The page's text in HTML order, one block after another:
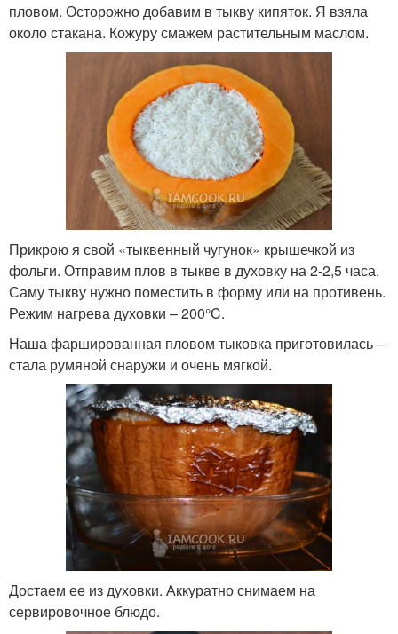
пловом. Осторожно добавим в тыкву кипяток. Я взяла
около стакана. Кожуру смажем растительным маслом.
Прикрою я свой «тыквенный чугунок» крышечкой из
фольги. Отправим плов в тыкве в духовку на 2-2,5 часа.
Саму тыкву нужно поместить в форму или на противень.
Режим нагрева духовки – 200°C.
Наша фаршированная пловом тыковка приготовилась –
стала румяной снаружи и очень мягкой.
Достаем ее из духовки. Аккуратно снимаем на
сервировочное блюдо.